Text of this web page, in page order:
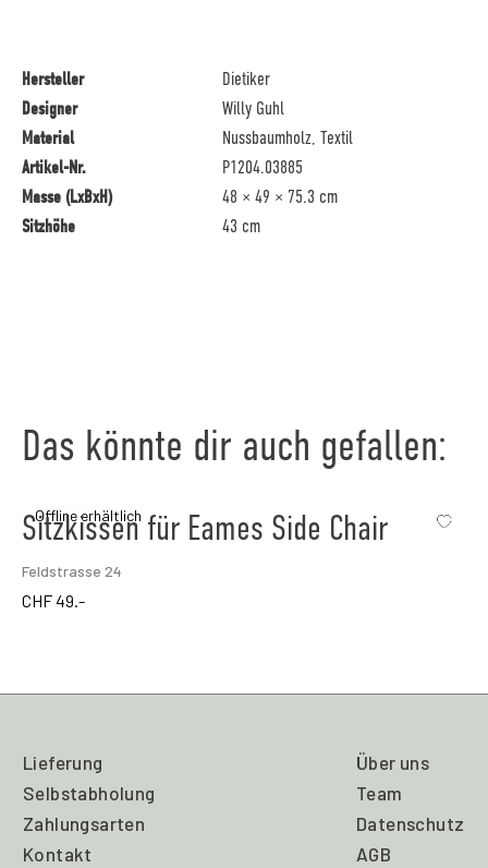
Hersteller
Dietiker
Designer
Willy Guhl
Material
Nussbaumholz, Textil
Artikel-Nr.
P1204.03885
Masse (LxBxH)
48 × 49 × 75.3 cm
Sitzhöhe
43 cm
Das könnte dir auch gefallen:
Offline erhältlich
Sitzkissen für Eames Side Chair
Feldstrasse 24
CHF49.-
Lieferung
Selbstabholung
Zahlungsarten
Kontakt
Über uns
Team
Datenschutz
AGB